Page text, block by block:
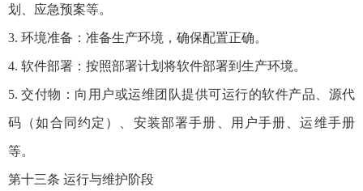
划、应急预案等。
3. 环境准备：准备生产环境，确保配置正确。
4. 软件部署：按照部署计划将软件部署到生产环境。
5. 交付物：向用户或运维团队提供可运行的软件产品、源代
码（如合同约定）、安装部署手册、用户手册、运维手册
等。
第十三条 运行与维护阶段